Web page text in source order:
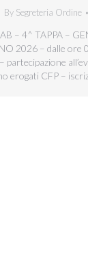
By Segreteria Ordine
– 4^ TAPPA –
2026 – dalle ore
partecipazione
erogati CFP –